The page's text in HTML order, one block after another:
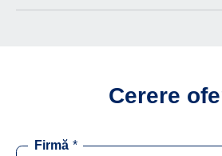
Cerere
Firmă *